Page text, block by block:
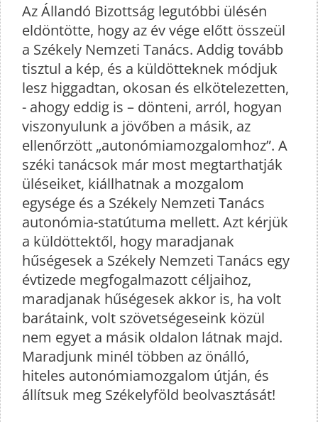
Az Állandó Bizottság legutóbbi ülésén
eldöntötte, hogy az év vége előtt összeül
a Székely Nemzeti Tanács. Addig tovább
tisztul a kép, és a küldötteknek módjuk
lesz higgadtan, okosan és elkötelezetten,
- ahogy eddig is – dönteni, arról, hogyan
viszonyulunk a jövőben a másik, az
ellenőrzött „autonómiamozgalomhoz”. A
széki tanácsok már most megtarthatják
üléseiket, kiállhatnak a mozgalom
egysége és a Székely Nemzeti Tanács
autonómia-statútuma mellett. Azt kérjük
a küldöttektől, hogy maradjanak
hűségesek a Székely Nemzeti Tanács egy
évtizede megfogalmazott céljaihoz,
maradjanak hűségesek akkor is, ha volt
barátaink, volt szövetségeseink közül
nem egyet a másik oldalon látnak majd.
Maradjunk minél többen az önálló,
hiteles autonómiamozgalom útján, és
állítsuk meg Székelyföld beolvasztását!